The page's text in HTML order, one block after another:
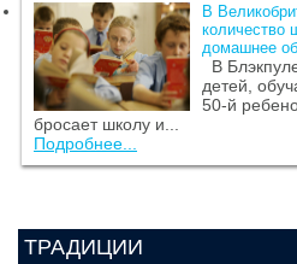
В
количество
домашнее
В
детей,
50-й
бросает школу и...
Подробнее...
ТРАДИЦИИ